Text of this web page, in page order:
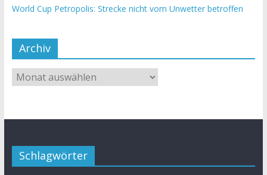
World Cup Petropolis: Strecke nicht vom Unwetter betroffen
Archiv
Schlagwörter